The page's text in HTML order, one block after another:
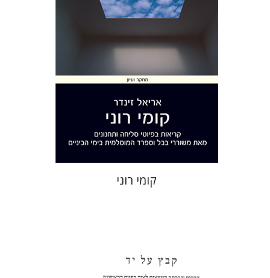
הנחת אתר ספר מודפס
$35
$32
קומי רוני
שולמית אליצור